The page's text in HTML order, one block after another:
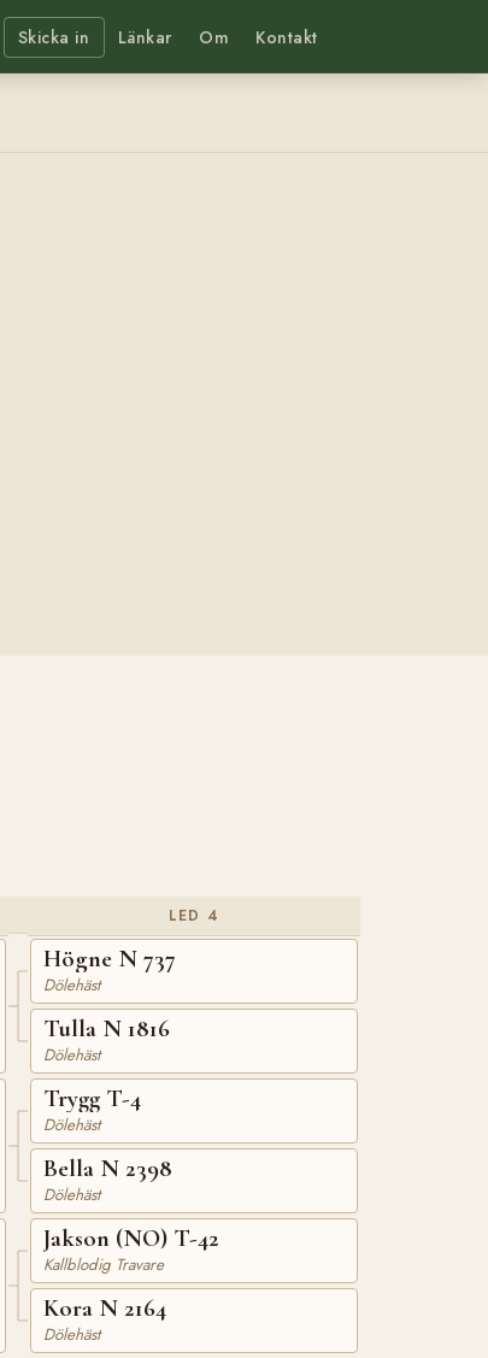
Skicka in Länkar Om Kontakt
LED 4
Högne N 737
Dölehäst
Tulla N 1816
Dölehäst
Trygg T-4
Dölehäst
Bella N 2398
Dölehäst
Jakson (NO) T-42
Kallblodig Travare
Kora N 2164
Dölehäst